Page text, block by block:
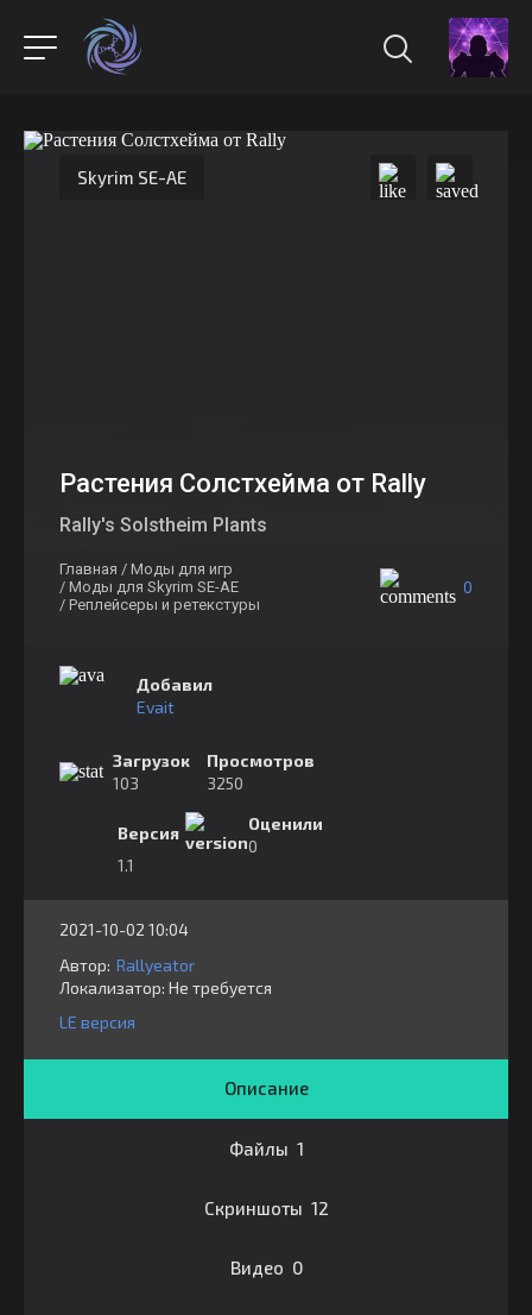
Skyrim SE-AE
Растения Солстхейма от Rally
Rally's Solstheim Plants
Главная / Моды для игр
/ Моды для Skyrim SE-AE
/ Реплейсеры и ретекстуры
0
Добавил
Evait
Загрузок
103
Просмотров
3250
Версия
1.1
Оценили
0
2021-10-02 10:04
Автор: Rallyeator
Локализатор: ⁣⁣⁣Не требуется
LE версия
Описание
Файлы 1
Скриншоты 12
Видео 0